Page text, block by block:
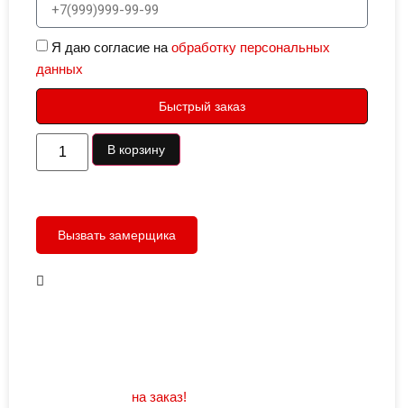
Я даю согласие наобработку персональных
данных
Быстрый заказ
В корзину
Вызвать замерщика
на заказ!